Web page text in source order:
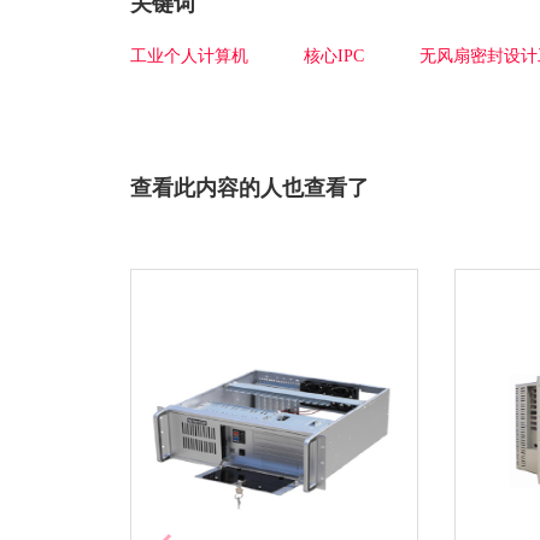
工业个人计算机 核心IPC 无风扇密封设
查看此内容的人也查看了